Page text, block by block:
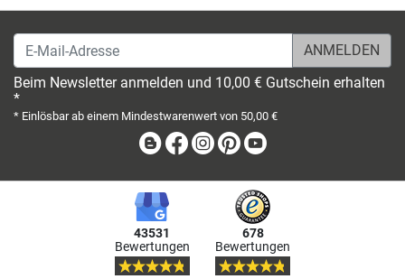
E-Mail-Adresse
Beim Newsletter anmelden und 10,00 € Gutschein erhalten
*
* Einlösbar ab einem Mindestwarenwert von 50,00 €
BlogFacebook
Instagram
Pinterest
43531
Bewertungen
678
Bewertungen